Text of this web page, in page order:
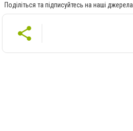
Поділіться та підписуйтесь на наші джерела